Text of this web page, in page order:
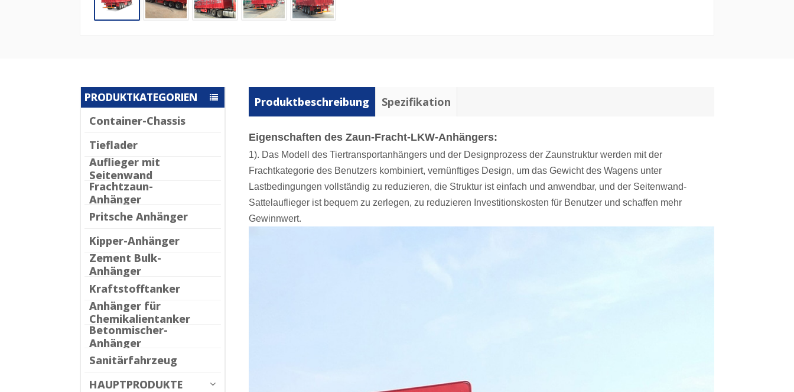
PRODUKTKATEGORIEN
Container-Chassis
Tieflader
Auflieger mit
Seitenwand
Frachtzaun-
Anhänger
Pritsche Anhänger
Kipper-Anhänger
Zement Bulk-
Anhänger
Kraftstofftanker
Anhänger für
Chemikalientanker
Betonmischer-
Anhänger
Sanitärfahrzeug
HAUPTPRODUKTE
Produktbeschreibung Spezifikation
Eigenschaften des Zaun-Fracht-LKW-Anhängers:
1). Das Modell des Tiertransportanhängers und der Designprozess der Zaunstruktur werden mit der
Frachtkategorie des Benutzers kombiniert, vernünftiges Design, um das Gewicht des Wagens unter
Lastbedingungen vollständig zu reduzieren, die Struktur ist einfach und anwendbar, und der Seitenwand-
Sattelauflieger ist bequem zu zerlegen, zu reduzieren Investitionskosten für Benutzer und schaffen mehr
Gewinnwert.